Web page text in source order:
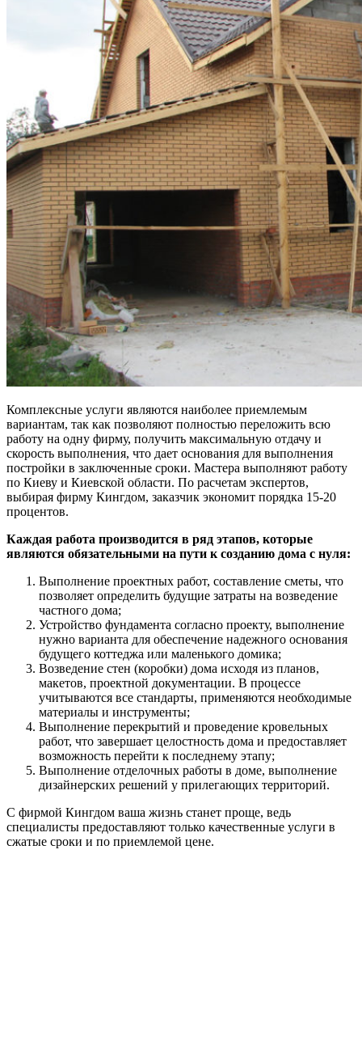
Комплексные услуги являются наиболее приемлемым
вариантам, так как позволяют полностью переложить всю
работу на одну фирму, получить максимальную отдачу и
скорость выполнения, что дает основания для выполнения
постройки в заключенные сроки. Мастера выполняют работу
по Киеву и Киевской области. По расчетам экспертов,
выбирая фирму Кингдом, заказчик экономит порядка 15-20
процентов.
Каждая работа производится в ряд этапов, которые
являются обязательными на пути к созданию дома с нуля:
Выполнение проектных работ, составление сметы, что
позволяет определить будущие затраты на возведение
частного дома;
Устройство фундамента согласно проекту, выполнение
нужно варианта для обеспечение надежного основания
будущего коттеджа или маленького домика;
Возведение стен (коробки) дома исходя из планов,
макетов, проектной документации. В процессе
учитываются все стандарты, применяются необходимые
материалы и инструменты;
Выполнение перекрытий и проведение кровельных
работ, что завершает целостность дома и предоставляет
возможность перейти к последнему этапу;
Выполнение отделочных работы в доме, выполнение
дизайнерских решений у прилегающих территорий.
С фирмой Кингдом ваша жизнь станет проще, ведь
специалисты предоставляют только качественные услуги в
сжатые сроки и по приемлемой цене.